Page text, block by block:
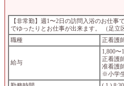
【非常勤】週1〜2日の訪問入浴のお仕
でゆったりとお仕事が出来ます。 （足立
職種
正看護
給与
1,800〜
正看護
准看護
※小学